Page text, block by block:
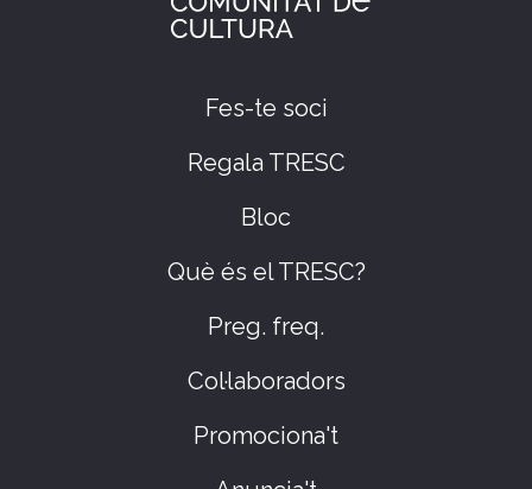
Fes-te soci
Regala TRESC
Bloc
Què és el TRESC?
Preg. freq.
Col·laboradors
Promociona't